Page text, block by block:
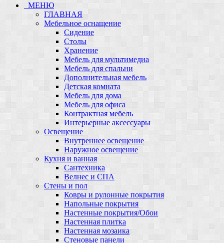
МЕНЮ
ГЛАВНАЯ
Мебельное оснащение
Сидение
Столы
Хранение
Мебель для мультимедиа
Мебель для спальни
Дополнительная мебель
Детская комната
Мебель для дома
Мебель для офиса
Контрактная мебель
Интерьерные аксессуары
Освещение
Внутреннее освещение
Наружное освещение
Кухня и ванная
Сантехника
Велнес и СПА
Стены и пол
Ковры и рулонные покрытия
Напольные покрытия
Настенные покрытия/Обои
Настенная плитка
Настенная мозаика
Стеновые панели